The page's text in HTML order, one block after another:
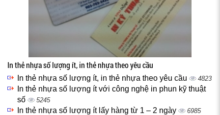
In thẻ nhựa số lượng ít, in thẻ nhựa theo yêu cầu
In thẻ nhựa số lượng ít, in thẻ nhựa theo yêu cầu 4823
In thẻ nhựa số lượng ít với công nghệ in phun kỹ thuật
số
5245
In thẻ nhựa số lượng ít lấy hàng từ 1 – 2 ngày 6985